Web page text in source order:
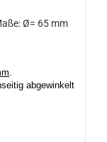
Ø= 65 mm
.
abgewinkelt
und